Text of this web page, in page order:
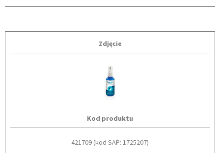
Zdjęcie
Kod produktu
421709 (kod SAP: 1725207)